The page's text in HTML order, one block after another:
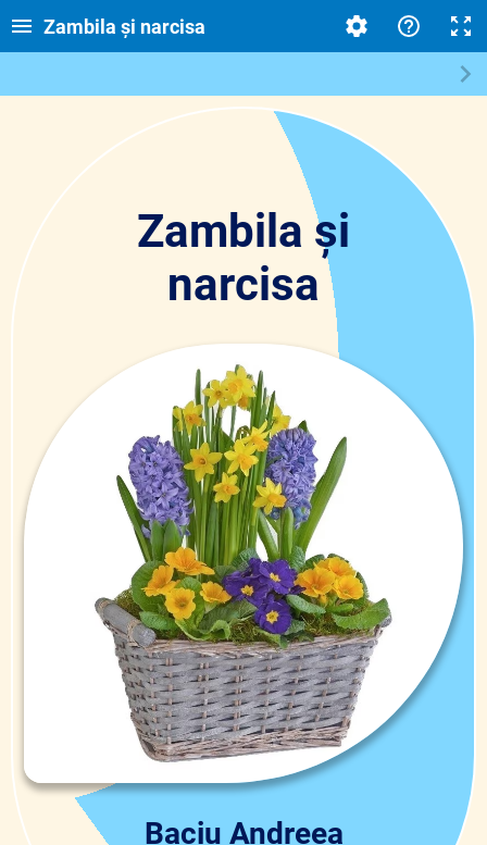
Zambila și narcisa
Zambila și
narcisa
Baciu Andreea